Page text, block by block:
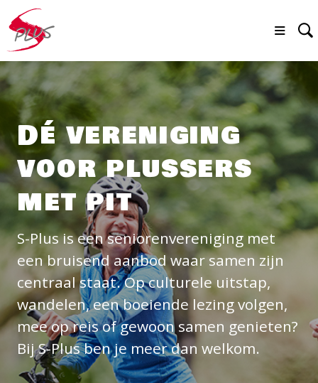
Dé vereniging
voor plussers
met pit
S-Plus is een seniorenvereniging met
een bruisend aanbod waar samen zijn
centraal staat. Op culturele uitstap,
wandelen, een boeiende lezing volgen,
mee op reis of gewoon samen genieten?
Bij S-Plus ben je meer dan welkom.